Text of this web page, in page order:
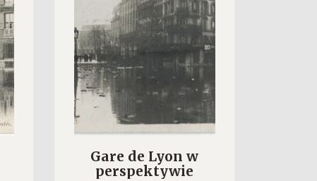
Gare de Lyon w
perspektywie